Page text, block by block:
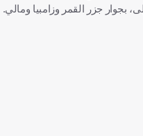
بجوار جزر القمر وزامبيا ومالي.